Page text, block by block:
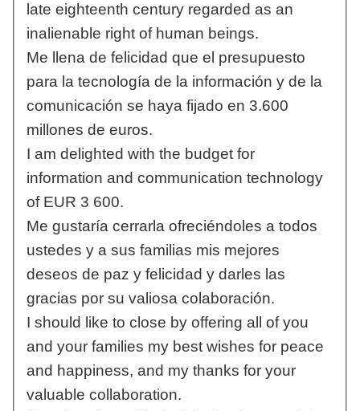
late eighteenth century regarded as an
inalienable right of human beings.
Me llena de felicidad que el presupuesto
para la tecnología de la información y de la
comunicación se haya fijado en 3.600
millones de euros.
I am delighted with the budget for
information and communication technology
of EUR 3 600.
Me gustaría cerrarla ofreciéndoles a todos
ustedes y a sus familias mis mejores
deseos de paz y felicidad y darles las
gracias por su valiosa colaboración.
I should like to close by offering all of you
and your families my best wishes for peace
and happiness, and my thanks for your
valuable collaboration.